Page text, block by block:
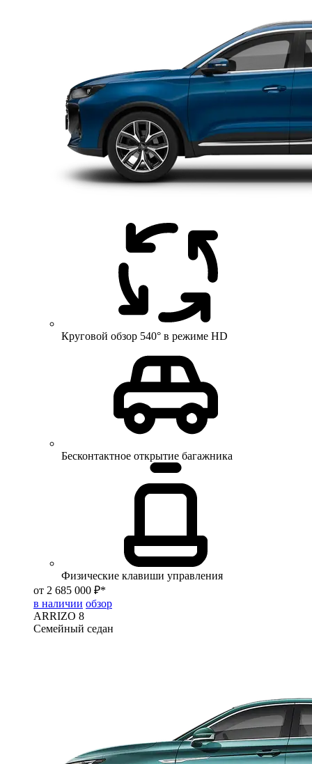
Круговой обзор 540° в режиме HD
Бесконтактное открытие багажника
Физические клавиши управления
от 2 685 000 ₽*
в наличии обзор
ARRIZO 8
Семейный седан